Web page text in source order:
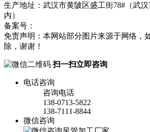
生产地址：武汉市黄陂区盛工街78#（武
内）
备案号：
免责声明：本网站部分图片来源于网络，
除，谢谢！
扫一扫立即咨询
电话咨询
咨询电话
138-0713-5822
138-7111-8844
微信咨询